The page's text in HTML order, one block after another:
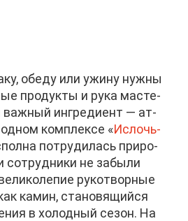
обе­ду или ужи­ну нуж­ны
про­дук­ты и ру­ка ма­сте­
важ­ный ин­гре­ди­ент — ат­
ком­плек­се «Ис­лочь-
по­тру­ди­лась при­ро­
со­труд­ни­ки не за­бы­ли
ру­ко­твор­ные
ка­мин, ста­но­вя­щий­ся
в хо­лод­ный се­зон. На